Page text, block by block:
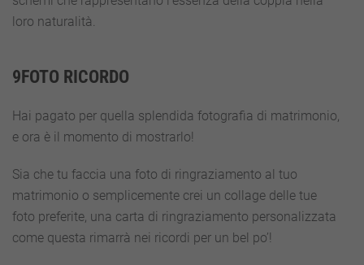
loro naturalità.
9FOTO RICORDO
Hai pagato per quella splendida fotografia di matrimonio,
e ora è il momento di mostrarlo!
Sia che tu faccia una foto di ringraziamento al tuo
matrimonio o semplicemente crei un collage delle tue
foto preferite, una carta di ringraziamento personalizzata
come questa rimarrà nei ricordi per un bel po’!